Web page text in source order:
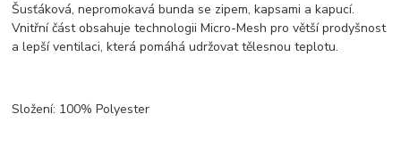
Šusťáková, nepromokavá bunda se zipem, kapsami a kapucí.
Vnitřní část obsahuje technologii Micro-Mesh pro větší prodyšnost
a lepší ventilaci, která pomáhá udržovat tělesnou teplotu.
Složení: 100% Polyester